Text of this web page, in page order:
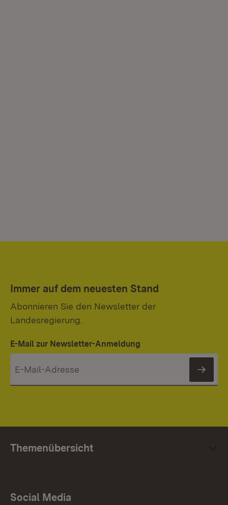
Immer auf dem neuesten Stand
Abonnieren Sie den Newsletter der
Landesregierung.
E-Mail zur Newsletter-Anmeldung
Themenübersicht
Social Media